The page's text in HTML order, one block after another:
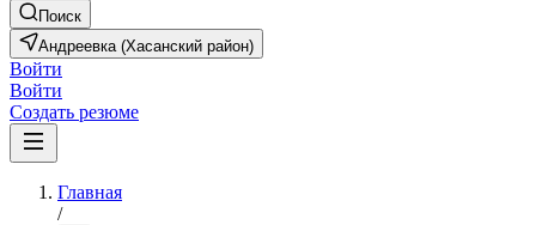
Поиск
Андреевка (Хасанский район)
Войти
Войти
Создать резюме
Главная
/